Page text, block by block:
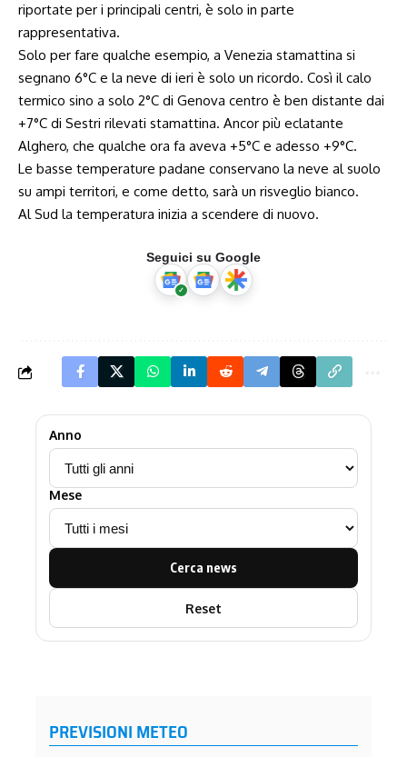
riportate per i principali centri, è solo in parte
rappresentativa.
Solo per fare qualche esempio, a Venezia stamattina si
segnano 6°C e la neve di ieri è solo un ricordo. Così il calo
termico sino a solo 2°C di Genova centro è ben distante dai
+7°C di Sestri rilevati stamattina. Ancor più eclatante
Alghero, che qualche ora fa aveva +5°C e adesso +9°C.
Le basse temperature padane conservano la neve al suolo
su ampi territori, e come detto, sarà un risveglio bianco.
Al Sud la temperatura inizia a scendere di nuovo.
Seguici su Google
Anno
Mese
Cerca news
Reset